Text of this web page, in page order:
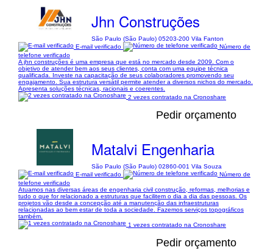
Jhn Construções
São Paulo (São Paulo) 05203-200 Vila Fanton
E-mail verificado
Número de
telefone verificado
A jhn construções é uma empresa que está no mercado desde 2009. Com o
objetivo de atender bem aos seus clientes, conta com uma equipe técnica
qualificada. Investe na capacitação de seus colaboradores promovendo seu
engajamento. Sua estrutura versátil permite atender a diversos nichos do mercado.
Apresenta soluções técnicas, racionais e coerentes.
2 vezes contratado na Cronoshare
Pedir orçamento
Matalvi Engenharia
São Paulo (São Paulo) 02860-001 Vila Souza
E-mail verificado
Número de
telefone verificado
Atuamos nas diversas áreas de engenharia civil construção, reformas, melhorias e
tudo o que for relacionado a estruturas que facilitem o dia a dia das pessoas. Os
projetos vão desde a concepção até a manutenção das infraestruturas
relacionadas ao bem estar de toda a sociedade. Fazemos serviços topográficos
também.
1 vezes contratado na Cronoshare
Pedir orçamento